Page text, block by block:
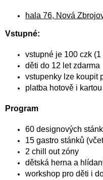
hala 76, Nová
Vstupné:
vstupné je 100 czk
děti do 12 let zdarma
vstupenky lze koupit
platba hotově i kartou
Program
60 designových
15 gastro stánků
2 chill out zóny
dětská herna a
workshop pro děti i